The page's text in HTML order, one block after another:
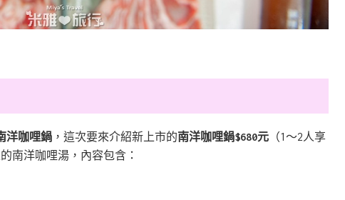
洋咖哩鍋 ，這次要來介紹新上市的南洋咖哩鍋$680元 （1～2人享
南洋咖哩湯，內容包含：